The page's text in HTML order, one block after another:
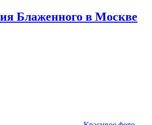
Блаженного в Москве